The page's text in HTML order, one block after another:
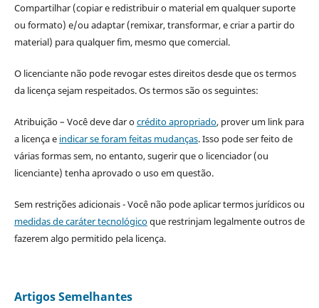
Compartilhar (copiar e redistribuir o material em qualquer suporte
ou formato) e/ou adaptar (remixar, transformar, e criar a partir do
material) para qualquer fim, mesmo que comercial.
O licenciante não pode revogar estes direitos desde que os termos
da licença sejam respeitados. Os termos são os seguintes:
Atribuição – Você deve dar ocrédito apropriado, prover um link para
a licença e indicar se foram feitas mudanças. Isso pode ser feito de
várias formas sem, no entanto, sugerir que o licenciador (ou
licenciante) tenha aprovado o uso em questão.
Sem restrições adicionais - Você não pode aplicar termos jurídicos ou
medidas de caráter tecnológicoque restrinjam legalmente outros de
fazerem algo permitido pela licença.
Artigos Semelhantes